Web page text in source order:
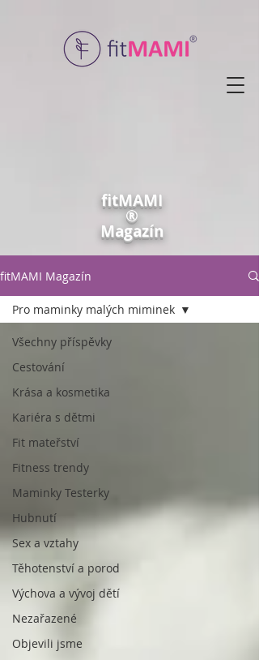
fitMAMI
®
Magazín
fitMAMI Magazín
Všechny příspěvky
Cestování
Krása a kosmetika
Kariéra s dětmi
Fit mateřství
Fitness trendy
Maminky Testerky
Hubnutí
Sex a vztahy
Těhotenství a porod
Výchova a vývoj dětí
Nezařazené
Objevili jsme
Pro maminky malých miminek